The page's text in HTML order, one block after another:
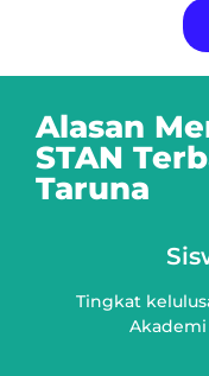
Alasan
STAN
Taruna
Tingkat
Akademi